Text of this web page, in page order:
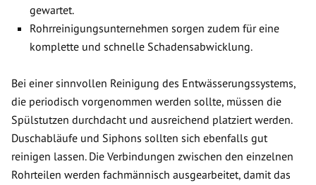
gewartet.
Rohrreinigungsunternehmen sorgen zudem für eine
komplette und schnelle Schadensabwicklung.
Bei einer sinnvollen Reinigung des Entwässerungssystems,
die periodisch vorgenommen werden sollte, müssen die
Spülstutzen durchdacht und ausreichend platziert werden.
Duschabläufe und Siphons sollten sich ebenfalls gut
reinigen lassen. Die Verbindungen zwischen den einzelnen
Rohrteilen werden fachmännisch ausgearbeitet, damit das